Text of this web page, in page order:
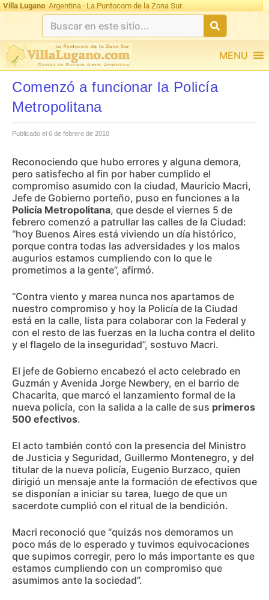
Villa Lugano· Argentina · La Puntocom de la Zona Sur.
MENU
Comenzó a funcionar la Policía
Metropolitana
Publicado el 6 de febrero de 2010
Reconociendo que hubo errores y alguna demora,
pero satisfecho al fin por haber cumplido el
compromiso asumido con la ciudad, Mauricio Macri,
Jefe de Gobierno porteño, puso en funciones a la
Policía Metropolitana, que desde el viernes 5 de
febrero comenzó a patrullar las calles de la Ciudad:
“hoy Buenos Aires está viviendo un día histórico,
porque contra todas las adversidades y los malos
augurios estamos cumpliendo con lo que le
prometimos a la gente”, afirmó.
“Contra viento y marea nunca nos apartamos de
nuestro compromiso y hoy la Policía de la Ciudad
está en la calle, lista para colaborar con la Federal y
con el resto de las fuerzas en la lucha contra el delito
y el flagelo de la inseguridad”, sostuvo Macri.
El jefe de Gobierno encabezó el acto celebrado en
Guzmán y Avenida Jorge Newbery, en el barrio de
Chacarita, que marcó el lanzamiento formal de la
nueva policía, con la salida a la calle de sus primeros
500 efectivos.
El acto también contó con la presencia del Ministro
de Justicia y Seguridad, Guillermo Montenegro, y del
titular de la nueva policía, Eugenio Burzaco, quien
dirigió un mensaje ante la formación de efectivos que
se disponían a iniciar su tarea, luego de que un
sacerdote cumplió con el ritual de la bendición.
Macri reconoció que “quizás nos demoramos un
poco más de lo esperado y tuvimos equivocaciones
que supimos corregir, pero lo más importante es que
estamos cumpliendo con un compromiso que
asumimos ante la sociedad”.